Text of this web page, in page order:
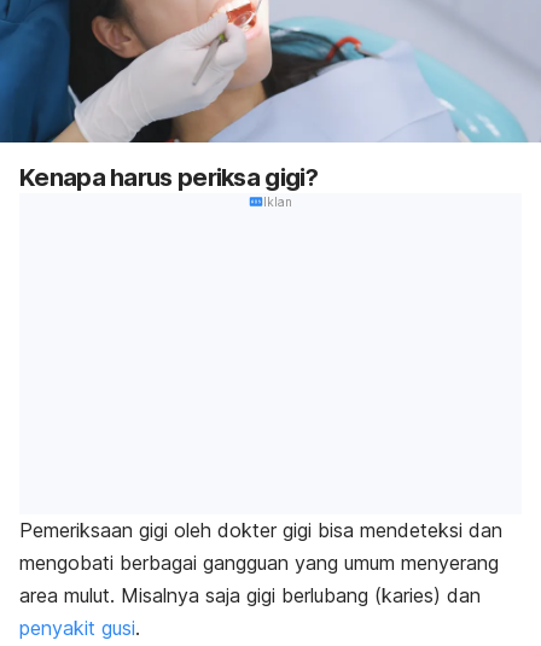
Kenapa harus periksa gigi?
Iklan
Pemeriksaan gigi oleh dokter gigi bisa mendeteksi dan
mengobati berbagai gangguan yang umum menyerang
area mulut. Misalnya saja gigi berlubang (karies) dan
penyakit gusi.